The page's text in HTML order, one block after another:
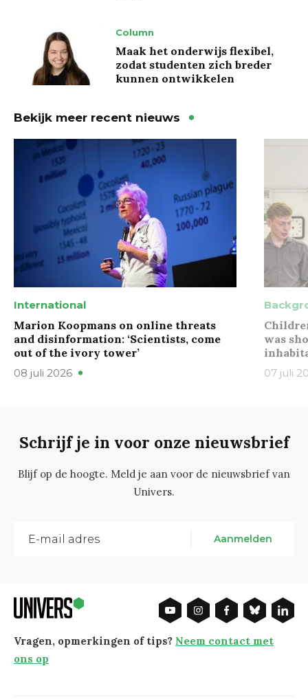
Column
Maak het onderwijs flexibel,
zodat studenten zich breder
kunnen ontwikkelen
Bekijk meer recent nieuws
International
Marion Koopmans on online threats
and disinformation: ‘Scientists, come
out of the ivory tower’
08 juli 2026
was
07 juli
Schrijf je in voor onze nieuwsbrief
Blijf op de hoogte. Meld je aan voor de nieuwsbrief van
Univers.
Aanmelden
Vragen, opmerkingen of tips? Neem contact met
ons op